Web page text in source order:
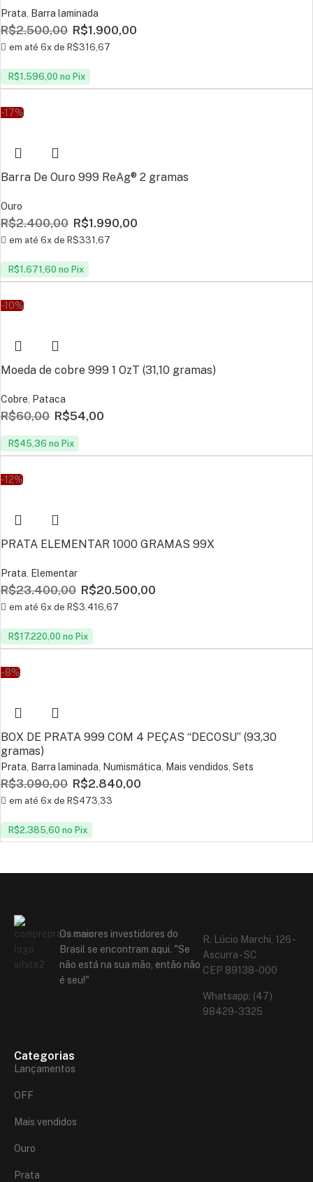
Prata, Barra laminada
R$2.500,00 R$1.900,00
em até 6x de R$316,67
R$1.596,00 no Pix
-17%
Barra De Ouro 999 ReAg® 2 gramas
Ouro
R$2.400,00 R$1.990,00
em até 6x de R$331,67
R$1.671,60 no Pix
-10%
Moeda de cobre 999 1 OzT (31,10 gramas)
Cobre, Pataca
R$60,00 R$54,00
R$45,36 no Pix
-12%
PRATA ELEMENTAR 1000 GRAMAS 99X
Prata, Elementar
R$23.400,00 R$20.500,00
em até 6x de R$3.416,67
R$17.220,00 no Pix
-8%
BOX DE PRATA 999 COM 4 PEÇAS “DECOSU” (93,30
gramas)
Prata Barra laminada Numismática Mais vendidos Sets
R$3.090,00 R$2.840,00
em até 6x de R$473,33
R$2.385,60 no Pix
Os maiores investidores do
Brasil se encontram aqui. "Se
não está na sua mão, então não
é seu!"
R. Lúcio Marchi, 126 -
Ascurra - SC
CEP 89138-000
Whatsapp: (47)
98429-3325
Categorias
Lançamentos
OFF
Mais vendidos
Ouro
Prata